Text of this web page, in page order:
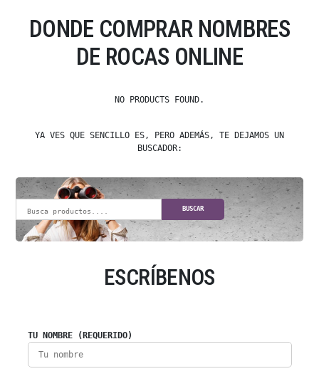
DONDE COMPRAR NOMBRES
DE ROCAS ONLINE
NO PRODUCTS FOUND.
YA VES QUE SENCILLO ES, PERO ADEMÁS, TE DEJAMOS UN
BUSCADOR:
BUSCAR
ESCRÍBENOS
TU NOMBRE (REQUERIDO)